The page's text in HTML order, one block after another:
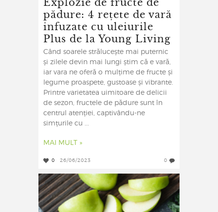
pădure: 4 rețete de vară
infuzate cu uleiurile
Plus de la Young Living
Când soarele strălucește mai puternic
și zilele devin mai lungi știm că e vară,
iar vara ne oferă o mulțime de fructe și
legume proaspete, gustoase și vibrante.
Printre varietatea uimitoare de delicii
de sezon, fructele de pădure sunt în
centrul atenției, captivându-ne
simțurile cu ...
MAI MULT »
0 26/06/2023 0